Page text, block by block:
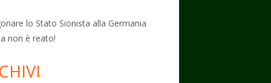
lo Stato Sionista alla Germania
non è reato!